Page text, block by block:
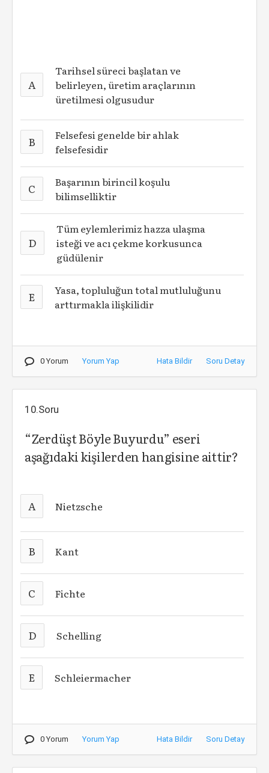
A
Tarihsel süreci başlatan ve
belirleyen, üretim araçlarının
üretilmesi olgusudur
B
Felsefesi genelde bir ahlak
felsefesidir
C
Başarının birincil koşulu
bilimselliktir
D
Tüm eylemlerimiz hazza ulaşma
isteği ve acı çekme korkusunca
güdülenir
E
Yasa, topluluğun total mutluluğunu
arttırmakla ilişkilidir
0 Yorum Yorum Yap Hata Bildir Soru Detay
10.Soru
“Zerdüşt Böyle Buyurdu” eseri
aşağıdaki kişilerden hangisine aittir?
A Nietzsche
B Kant
C Fichte
D Schelling
E Schleiermacher
0 Yorum Yorum Yap Hata Bildir Soru Detay